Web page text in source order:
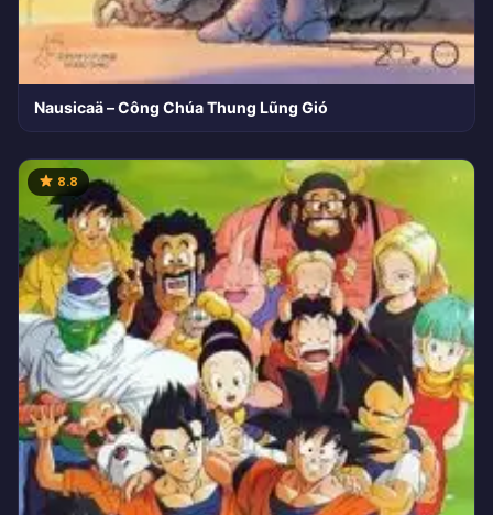
Nausicaä – Công Chúa Thung Lũng Gió
8.8